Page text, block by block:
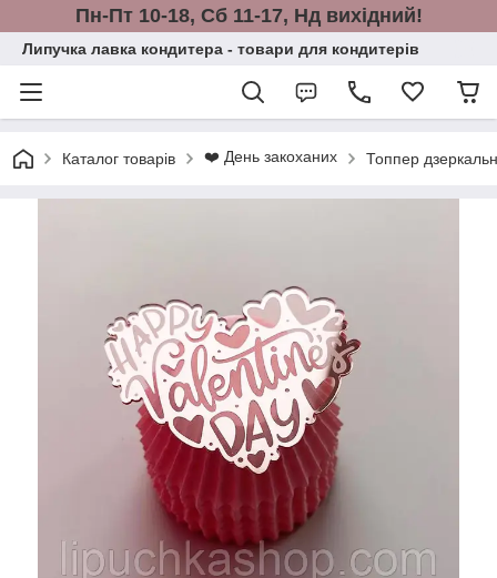
Пн-Пт 10-18, Сб 11-17, Нд вихідний!
Липучка лавка кондитера - товари для кондитерів
Каталог товарів ❤️ День закоханих Топпер